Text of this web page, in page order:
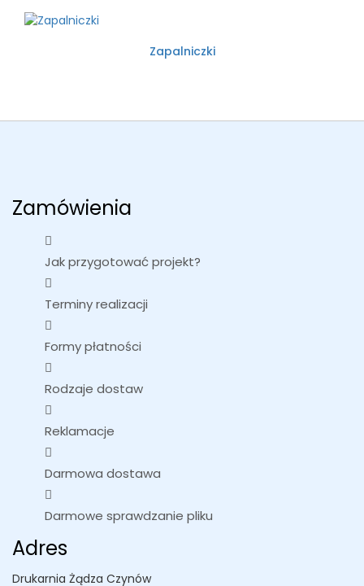
Zapalniczki
Zamówienia
Jak przygotować projekt?
Terminy realizacji
Formy płatności
Rodzaje dostaw
Reklamacje
Darmowa dostawa
Darmowe sprawdzanie pliku
Adres
Drukarnia Żądza Czynów